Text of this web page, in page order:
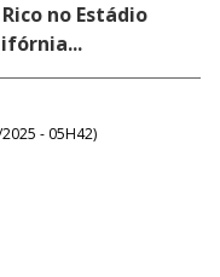
no Estádio
- 05H42)